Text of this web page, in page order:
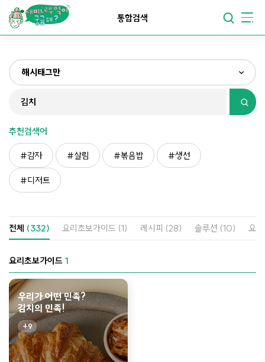
맛있어지는부엌
요리가쉬워지는부엌
통합검색
해시태그만
전체
재료만
해시태그만
추천검색어
감자 살림 볶음밥 생선
디저트
전체 (332) 요리초보가이드 (1) 레시피 (28) 솔루션 (10) 요
요리초보가이드 1
우리가 어떤 민족?
김치의 민족!
9